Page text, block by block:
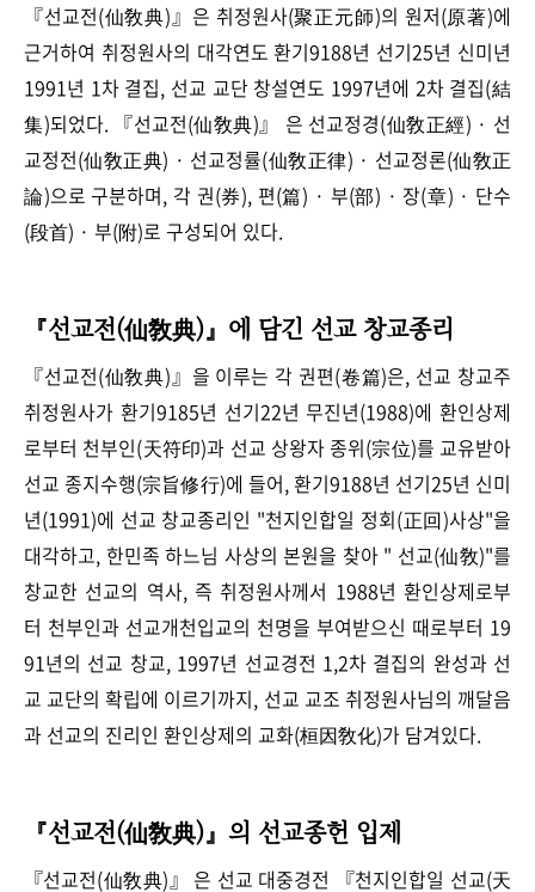
『선교전(仙敎典)』은 취정원사(聚正元師)의 원저(原著)에
근거하여 취정원사의 대각연도 환기9188년 선기25년 신미년
1991년 1차 결집, 선교 교단 창설연도 1997년에 2차 결집(結
集)되었다. 『선교전(仙敎典)』 은 선교정경(仙敎正經) · 선
교정전(仙敎正典) · 선교정률(仙敎正律) · 선교정론(仙敎正
論)으로 구분하며, 각 권(券), 편(篇) · 부(部) · 장(章) · 단수
(段首) · 부(附)로 구성되어 있다.
『선교전(仙敎典)』에 담긴 선교 창교종리
『선교전(仙敎典)』을 이루는 각 권편(卷篇)은, 선교 창교주
취정원사가 환기9185년 선기22년 무진년(1988)에 환인상제
로부터 천부인(天符印)과 선교 상왕자 종위(宗位)를 교유받아
선교 종지수행(宗旨修行)에 들어, 환기9188년 선기25년 신미
년(1991)에 선교 창교종리인 "천지인합일 정회(正回)사상"을
대각하고, 한민족 하느님 사상의 본원을 찾아 " 선교(仙敎)"를
창교한 선교의 역사, 즉 취정원사께서 1988년 환인상제로부
터 천부인과 선교개천입교의 천명을 부여받으신 때로부터 19
91년의 선교 창교, 1997년 선교경전 1,2차 결집의 완성과 선
교 교단의 확립에 이르기까지, 선교 교조 취정원사님의 깨달음
과 선교의 진리인 환인상제의 교화(桓因敎化)가 담겨있다.
『선교전(仙敎典)』의 선교종헌 입제
『선교전(仙敎典)』 은 선교 대중경전 『천지인합일 선교(天